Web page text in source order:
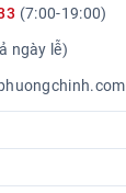
(7:00-19:00)
ngày lễ)